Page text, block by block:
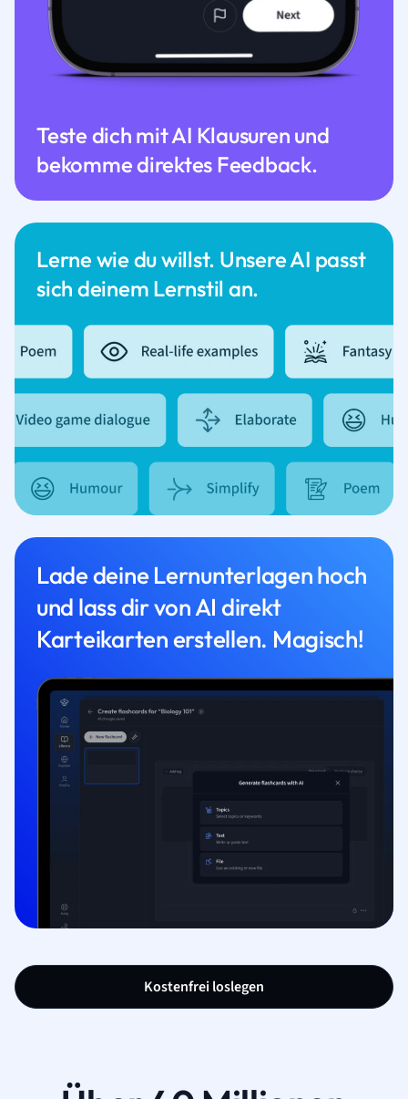
Lerne wie du willst. Unsere AI passt
sich deinem Lernstil an.
Teste dich mit AI Klausuren und
bekomme direktes Feedback.
Lade deine Lernunterlagen hoch
und lass dir von AI direkt
Karteikarten erstellen. Magisch!
Kostenfrei loslegen